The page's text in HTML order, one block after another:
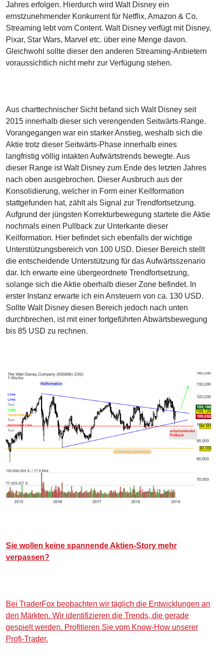
Jahres erfolgen. Hierdurch wird Walt Disney ein
ernstzunehmender Konkurrent für Netflix, Amazon & Co.
Streaming lebt vom Content. Walt Disney verfügt mit Disney,
Pixar, Star Wars, Marvel etc. über eine Menge davon.
Gleichwohl sollte dieser den anderen Streaming-Anbietern
voraussichtlich nicht mehr zur Verfügung stehen.
Aus charttechnischer Sicht befand sich Walt Disney seit
2015 innerhalb dieser sich verengenden Seitwärts-Range.
Vorangegangen war ein starker Anstieg, weshalb sich die
Aktie trotz dieser Seitwärts-Phase innerhalb eines
langfristig völlig intakten Aufwärtstrends bewegte. Aus
dieser Range ist Walt Disney zum Ende des letzten Jahres
nach oben ausgebrochen. Dieser Ausbruch aus der
Konsolidierung, welcher in Form einer Keilformation
stattgefunden hat, zählt als Signal zur Trendfortsetzung.
Aufgrund der jüngsten Korrekturbewegung startete die Aktie
nochmals einen Pullback zur Unterkante dieser
Keilformation. Hier befindet sich ebenfalls der wichtige
Unterstützungsbereich von 100 USD. Dieser Bereich stellt
die entscheidende Unterstützung für das Aufwärtsszenario
dar. Ich erwarte eine übergeordnete Trendfortsetzung,
solange sich die Aktie oberhalb dieser Zone befindet. In
erster Instanz erwarte ich ein Ansteuern von ca. 130 USD.
Sollte Walt Disney diesen Bereich jedoch nach unten
durchbrechen, ist mit einer fortgeführten Abwärtsbewegung
bis 85 USD zu rechnen.
Sie wollen keine spannende Aktien-Story mehr
verpassen?
Bei TraderFox beobachten wir täglich die Entwicklungen an
den Märkten. Wir identifizieren die Trends, die gerade
gespielt werden. Profitieren Sie vom Know-How unserer
Profi-Trader.